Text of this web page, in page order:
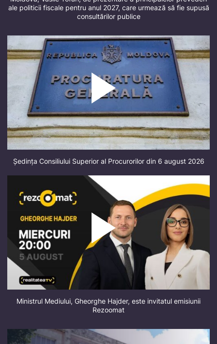
ale politicii fiscale pentru anul 2027, care urmează să fie supusă
consultărilor publice
Ședința Consiliului Superior al Procurorilor din 6 august 2026
Ministrul Mediului, Gheorghe Hajder, este invitatul emisiunii
Rezoomat